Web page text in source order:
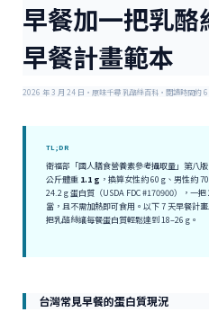
早餐加一把乳酪
早餐計畫範本
2026 年 3 月 24 日・原味千尋 乳酪絲百科・閱讀時間約
TL;DR
衛福部「國人膳食營養素參考攝取量」第八
公斤體重 1.1 g ，換算女性約 60 g、男性約
24.2 g 蛋白質（USDA FDC #170900），一
當，且不需加熱即可食用。以下 7 天早餐計
把乳酪絲讓每餐蛋白質輕鬆達到 18–26 g。
台灣常見早餐的蛋白質現況